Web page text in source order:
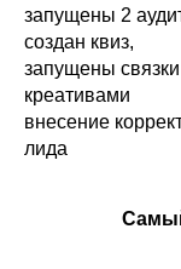
запущены 2
создан квиз,
запущены
креативами
внесение
лида